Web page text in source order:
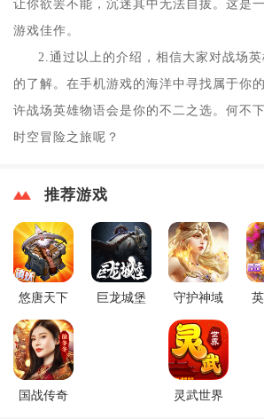
让你欲罢不能，沉迷其中无法自拔。这是
游戏佳作。
2.通过以上的介绍，相信大家对战场
的了解。在手机游戏的海洋中寻找属于你
许战场英雄物语会是你的不二之选。何不
时空冒险之旅呢？
推荐游戏
悠唐天下 巨龙城堡 守护神域
国战传奇 灵武世界